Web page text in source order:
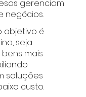
gerenciam
negócios.
objetivo é
seja
mais
soluções
custo.